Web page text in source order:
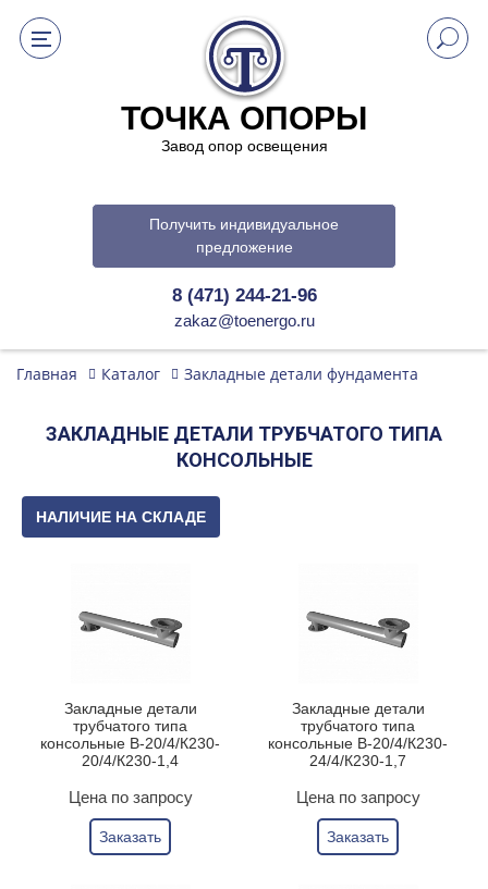
ТОЧКА ОПОРЫ
Завод опор освещения
Получить индивидуальное
предложение
8 (471) 244-21-96
zakaz@toenergo.ru
Главная Каталог Закладные детали фундамента
ЗАКЛАДНЫЕ ДЕТАЛИ ТРУБЧАТОГО ТИПА
КОНСОЛЬНЫЕ
НАЛИЧИЕ НА СКЛАДЕ
Закладные детали
трубчатого типа
консольные В-20/4/К230-
20/4/К230-1,4
Цена по запросу
Заказать
Закладные детали
трубчатого типа
консольные В-20/4/К230-
24/4/К230-1,7
Цена по запросу
Заказать